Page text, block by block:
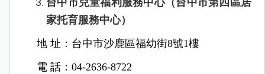
台中市兒童福利服務中心（台中市第四區居
家托育服務中心）
地 址：台中市沙鹿區福幼街8號1樓
電 話：04-2636-8722